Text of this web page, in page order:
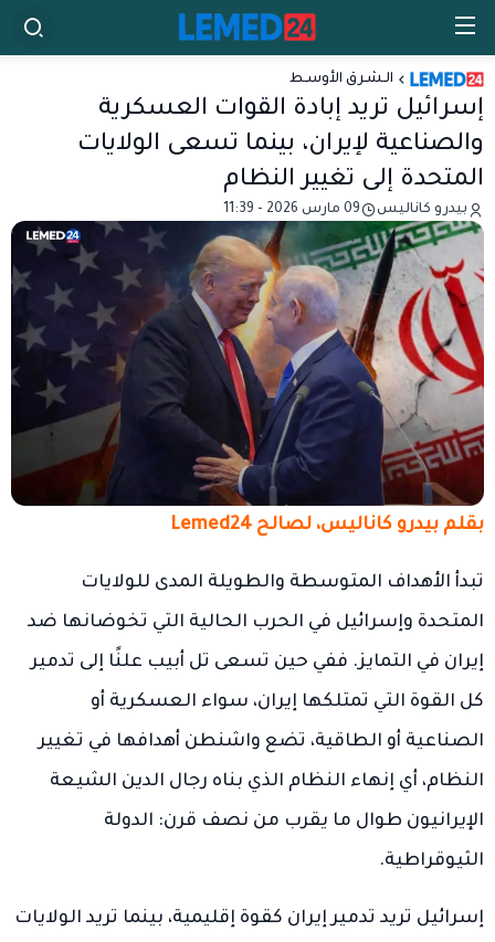
الـشـرق الأوسـط
إسرائيل تريد إبادة القوات العسكرية
والصناعية لإيران، بينما تسعى الولايات
المتحدة إلى تغيير النظام
بيدرو كاناليس 09 مارس 2026 - 11:39
بقلم بيدرو كاناليس، لصالح Lemed24
تبدأ الأهداف المتوسطة والطويلة المدى للولايات
المتحدة وإسرائيل في الحرب الحالية التي تخوضانها ضد
إيران في التمايز. ففي حين تسعى تل أبيب علنًا إلى تدمير
كل القوة التي تمتلكها إيران، سواء العسكرية أو
الصناعية أو الطاقية، تضع واشنطن أهدافها في تغيير
النظام، أي إنهاء النظام الذي بناه رجال الدين الشيعة
الإيرانيون طوال ما يقرب من نصف قرن: الدولة
الثيوقراطية.
إسرائيل تريد تدمير إيران كقوة إقليمية، بينما تريد الولايات